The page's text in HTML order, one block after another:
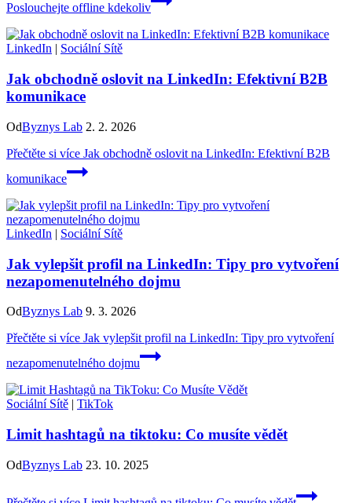
Poslouchejte offline kdekoliv
LinkedIn | Sociální Sítě
Jak obchodně oslovit na LinkedIn: Efektivní B2B
komunikace
OdByznys Lab 2. 2. 2026
Přečtěte si více Jak obchodně oslovit na LinkedIn: Efektivní B2B
komunikace
LinkedIn | Sociální Sítě
Jak vylepšit profil na LinkedIn: Tipy pro vytvoření
nezapomenutelného dojmu
OdByznys Lab 9. 3. 2026
Přečtěte si více Jak vylepšit profil na LinkedIn: Tipy pro vytvoření
nezapomenutelného dojmu
Sociální Sítě | TikTok
Limit hashtagů na tiktoku: Co musíte vědět
OdByznys Lab 23. 10. 2025